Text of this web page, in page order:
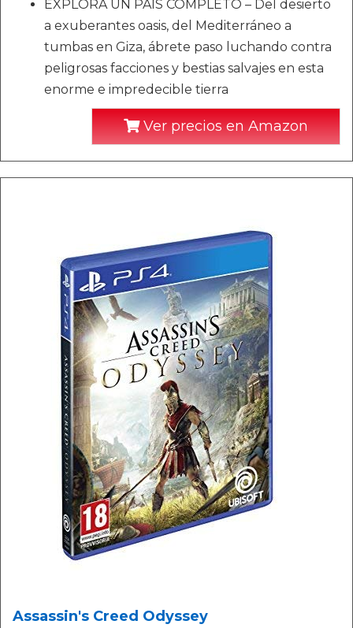
EXPLORA UN PAÍS COMPLETO – Del desierto
a exuberantes oasis, del Mediterráneo a
tumbas en Giza, ábrete paso luchando contra
peligrosas facciones y bestias salvajes en esta
enorme e impredecible tierra
Ver precios en Amazon
Assassin's Creed Odyssey